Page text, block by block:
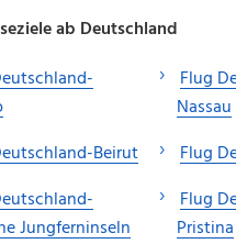
ab Deutschland
Beirut
Jungferninseln
Flug
Nassau
Flug
Flug
Pristina